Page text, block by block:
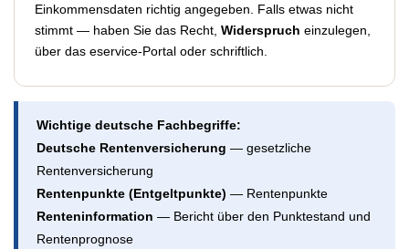
Einkommensdaten richtig angegeben. Falls etwas nicht
stimmt — haben Sie das Recht, Widerspruch einzulegen,
über das eservice-Portal oder schriftlich.
Wichtige deutsche Fachbegriffe:
Deutsche Rentenversicherung — gesetzliche
Rentenversicherung
Rentenpunkte (Entgeltpunkte) — Rentenpunkte
Renteninformation — Bericht über den Punktestand und
Rentenprognose